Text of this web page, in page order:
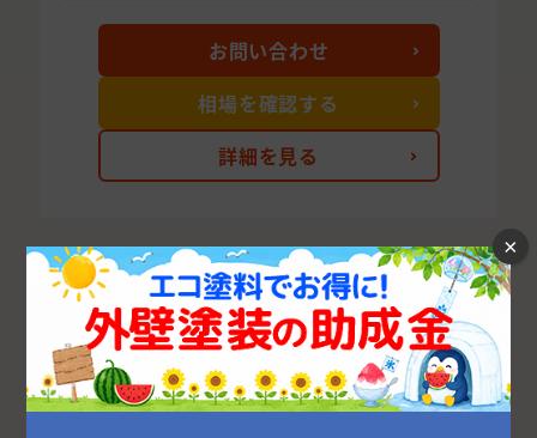
詳細を見る
お問い合わせ
相場を確認する
次の10件を表示する
広島県の市区町村から外壁塗装業者を探す
×